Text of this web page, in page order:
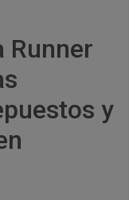
Runner
y